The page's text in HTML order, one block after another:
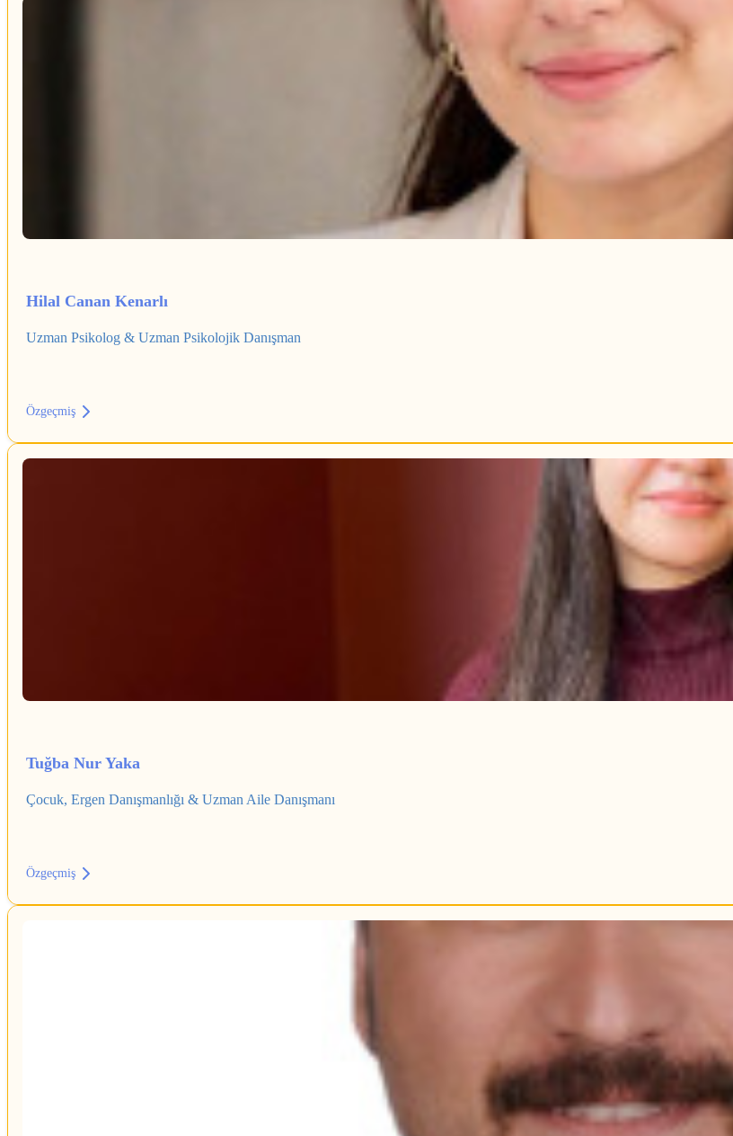
Hilal Canan Kenarlı
Uzman Psikolog & Uzman Psikolojik Danışman
Özgeçmiş
Tuğba Nur Yaka
Çocuk, Ergen Danışmanlığı & Uzman Aile Danışmanı
Özgeçmiş